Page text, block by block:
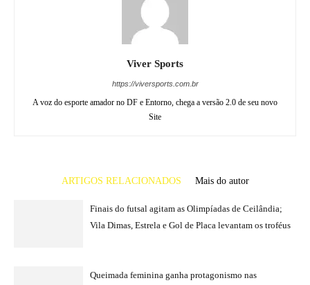
Viver Sports
https://viversports.com.br
A voz do esporte amador no DF e Entorno, chega a versão 2.0 de seu novo
Site
ARTIGOS RELACIONADOS Mais do autor
Finais do futsal agitam as Olimpíadas de Ceilândia;
Vila Dimas, Estrela e Gol de Placa levantam os troféus
Queimada feminina ganha protagonismo nas